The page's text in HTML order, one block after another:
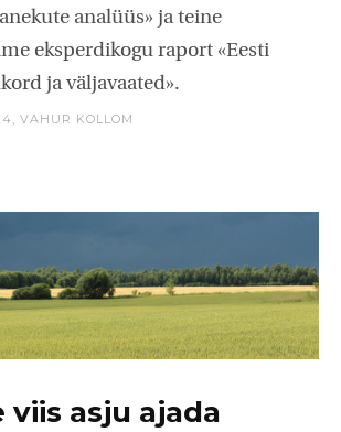
analüüs» ja teine
eksperdikogu raport «Eesti
ja väljavaated».
VAHUR KOLLOM
viis asju ajada